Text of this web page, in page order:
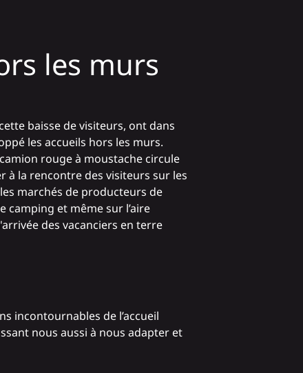
les murs
baisse de visiteurs, ont dans
les accueils hors les murs.
rouge à moustache circule
à la rencontre des visiteurs sur les
marchés de producteurs de
camping et même sur l’aire
des vacanciers en terre
incontournables de l’accueil
nous aussi à nous adapter et